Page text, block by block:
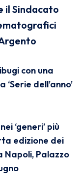
il Sindacato
con una
‘Serie dell’anno’
‘generi’ più
edizione dei
Napoli, Palazzo